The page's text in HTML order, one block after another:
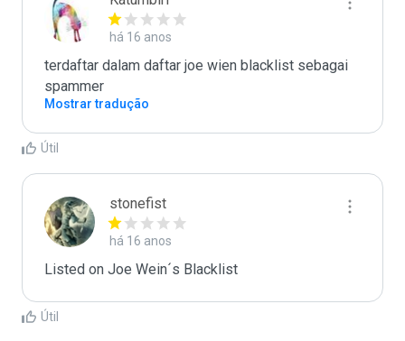
há 16 anos
terdaftar dalam daftar joe wien blacklist sebagai
spammer
Mostrar tradução
Útil
stonefist
há 16 anos
Listed on Joe Wein´s Blacklist
Útil